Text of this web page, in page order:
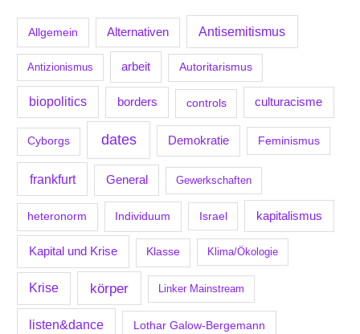
Allgemein Alternativen Antisemitismus
Antizionismus arbeit Autoritarismus
biopolitics borders controls culturacisme
Cyborgs dates Demokratie Feminismus
frankfurt General Gewerkschaften
heteronorm Individuum Israel kapitalismus
Kapital und Krise Klasse Klima/Ökologie
Krise körper Linker Mainstream
listen&dance Lothar Galow-Bergemann